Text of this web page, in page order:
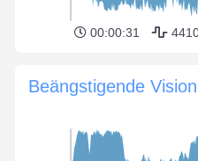
00:00:31
Beängstigende